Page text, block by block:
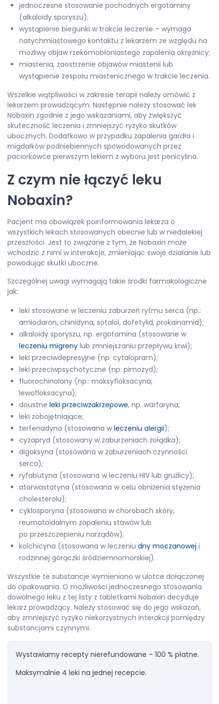
jednoczesne stosowanie pochodnych ergotaminy
(alkaloidy sporyszu);
wystąpienie biegunki w trakcie leczenie – wymaga
natychmiastowego kontaktu z lekarzem ze względu na
możliwy objaw rzekomobłoniastego zapalenia okrężnicy;
miastenia, zaostrzenie objawów miastenii lub
wystąpienie zespołu miastenicznego w trakcie leczenia.
Wszelkie wątpliwości w zakresie terapii należy omówić z
lekarzem prowadzącym. Następnie należy stosować lek
Nobaxin zgodnie z jego wskazaniami, aby zwiększyć
skuteczność leczenia i zmniejszyć ryzyko skutków
ubocznych. Dodatkowo w przypadku zapalenia gardła i
migdałków podniebiennych spowodowanych przez
paciorkowce pierwszym lekiem z wyboru jest penicylina.
Z czym nie łączyć leku
Nobaxin?
Pacjent ma obowiązek poinformowania lekarza o
wszystkich lekach stosowanych obecnie lub w niedalekiej
przeszłości. Jest to związane z tym, że Nobaxin może
wchodzić z nimi w interakcje, zmieniając swoje działanie lub
powodując skutki uboczne.
Szczególnej uwagi wymagają takie środki farmakologiczne
jak:
leki stosowane w leczeniu zaburzeń rytmu serca (np.:
amiodaron, chinidyna, sotalol, dofetylid, prokainamid);
alkaloidy sporyszu, np. ergotamina (stosowane w
leczeniu migreny lub zmniejszaniu przepływu krwi);
leki przeciwdepresyjne (np. cytalopram);
leki przeciwpsychotyczne (np. pimozyd);
fluorochinolony (np.: moksyfloksacyna,
lewofloksacyna);
doustne leki przeciwzakrzepowe, np. warfaryna;
leki zobojętniające;
terfenadyna (stosowana w leczeniu alergii);
cyzapryd (stosowany w zaburzeniach żołądka);
digoksyna (stosowana w zaburzeniach czynności
serca);
ryfabutyna (stosowana w leczeniu HIV lub gruźlicy);
atorwastatyna (stosowana w celu obniżenia stężenia
cholesterolu);
cyklosporyna (stosowana w chorobach skóry,
reumatoidalnym zapaleniu stawów lub
po przeszczepieniu narządów);
kolchicyna (stosowana w leczeniu dny moczanowej i
rodzinnej gorączki śródziemnomorskiej).
Wszystkie te substancje wymieniono w ulotce dołączonej
do opakowania. O możliwości jednoczesnego stosowania
dowolnego leku z tej listy z tabletkami Nobaxin decyduje
lekarz prowadzący. Należy stosować się do jego wskazań,
aby zmniejszyć ryzyko niekorzystnych interakcji pomiędzy
substancjami czynnymi.
Wystawiamy recepty nierefundowane – 100 % płatne.
Maksymalnie 4 leki na jednej recepcie.